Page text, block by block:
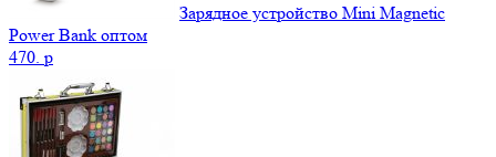
Зарядное устройство Mini Magnetic
Power Bank оптом
470. p